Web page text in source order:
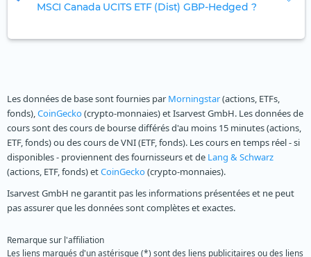
MSCI Canada UCITS ETF (Dist) GBP-Hedged ?
Les données de base sont fournies par Morningstar(actions, ETFs,
fonds),CoinGecko(crypto-monnaies) et Isarvest GmbH. Les données de
cours sont des cours de bourse différés d'au moins 15 minutes (actions,
ETF, fonds) ou des cours de VNI (ETF, fonds). Les cours en temps réel - si
disponibles - proviennent des fournisseurs et de Lang & Schwarz
(actions, ETF, fonds) etCoinGecko(crypto-monnaies).
Isarvest GmbH ne garantit pas les informations présentées et ne peut
pas assurer que les données sont complètes et exactes.
Remarque sur l'affiliation
Les liens marqués d'un astérisque (*) sont des liens publicitaires ou des liens